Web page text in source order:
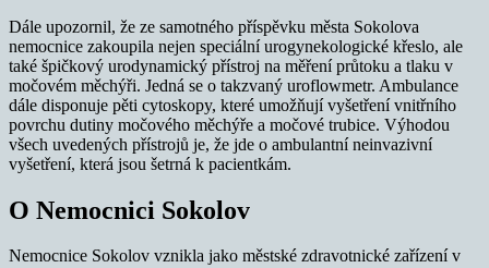
Dále upozornil, že ze samotného příspěvku města Sokolova
nemocnice zakoupila nejen speciální urogynekologické křeslo, ale
také špičkový urodynamický přístroj na měření průtoku a tlaku v
močovém měchýři. Jedná se o takzvaný uroflowmetr. Ambulance
dále disponuje pěti cytoskopy, které umožňují vyšetření vnitřního
povrchu dutiny močového měchýře a močové trubice. Výhodou
všech uvedených přístrojů je, že jde o ambulantní neinvazivní
vyšetření, která jsou šetrná k pacientkám.
O Nemocnici Sokolov
Nemocnice Sokolov vznikla jako městské zdravotnické zařízení v